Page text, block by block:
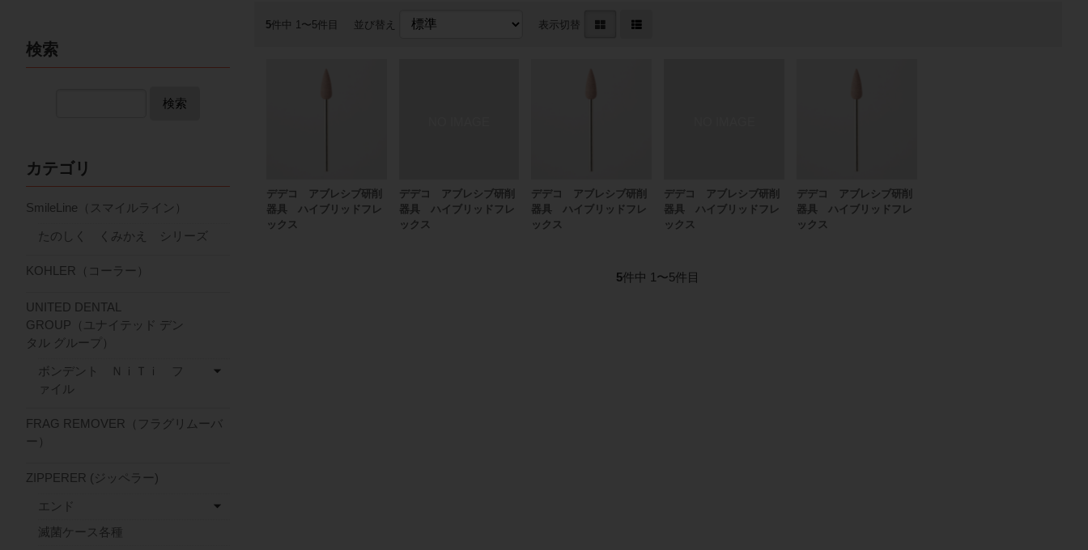
5件中 1〜5件目 並び替え 表示切替
デデコ アブレシブ研削
器具 ハイブリッドフレ
ックス
デデコ アブレシブ研削
器具 ハイブリッドフレ
ックス
デデコ アブレシブ研削
器具 ハイブリッドフレ
ックス
デデコ アブレシブ研削
器具 ハイブリッドフレ
ックス
デデコ アブレシブ研削
器具 ハイブリッドフレ
ックス
5件中 1〜5件目
検索
検索
カテゴリ
SmileLine（スマイルライン）
たのしく くみかえ シリーズ
KOHLER（コーラー）
UNITED DENTAL
GROUP（ユナイテッド デン
タル グループ）
ボンデント ＮｉＴｉ フ
ァイル
FRAG REMOVER（フラグリムーバ
ー）
ZIPPERER (ジッペラー)
エンド
滅菌ケース各種